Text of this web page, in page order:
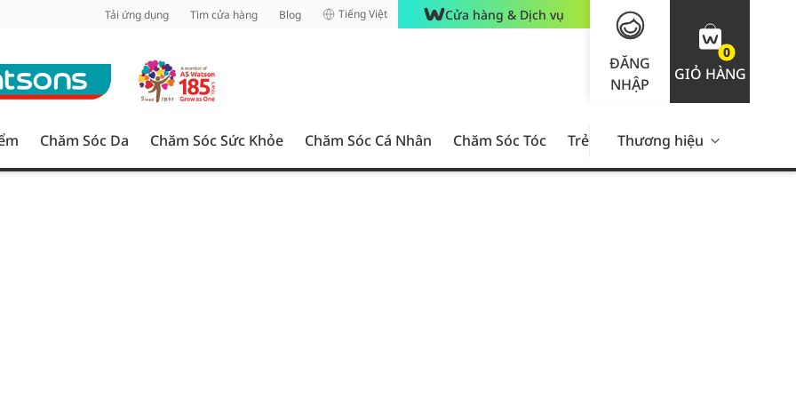
Tải ứng dụng Tìm cửa hàng Blog Tiếng Việt Cửa hàng & Dịch vụ
ĐĂNG
NHẬP
0
GIỎ HÀNG
Chăm Sóc Da Chăm Sóc Sức Khỏe Chăm Sóc Cá Nhân Chăm Sóc Tóc Trẻ Em Nam Giới Chăm Sóc
Thương hiệu